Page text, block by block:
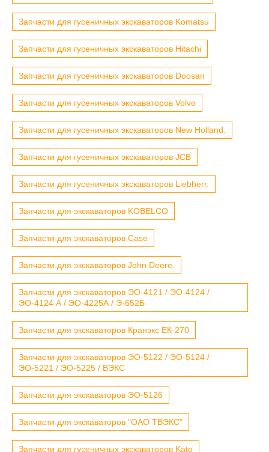
Запчасти для гусеничных экскаваторов Komatsu
Запчасти для гусеничных экскаваторов Hitachi
Запчасти для гусеничных экскаваторов Doosan
Запчасти для гусеничных экскаваторов Volvo
Запчасти для гусеничных экскаваторов New Holland.
Запчасти для гусеничных экскаваторов JCB
Запчасти для гусеничных экскаваторов Liebherr.
Запчасти для экскаваторов KOBELCO
Запчасти для экскаваторов Case
Запчасти для экскаваторов John Deere.
Запчасти для экскаваторов ЭО-4121 / ЭО-4124 /
ЭО-4124 А / ЭО-4225А / Э-652Б
Запчасти для экскаваторов Кранэкс ЕК-270
Запчасти для экскаваторов ЭО-5122 / ЭО-5124 /
ЭО-5221 / ЭО-5225 / ВЭКС
Запчасти для экскаваторов ЭО-5126
Запчасти для экскаваторов "ОАО ТВЭКС"
Запчасти для гусеничных экскаваторов Kato